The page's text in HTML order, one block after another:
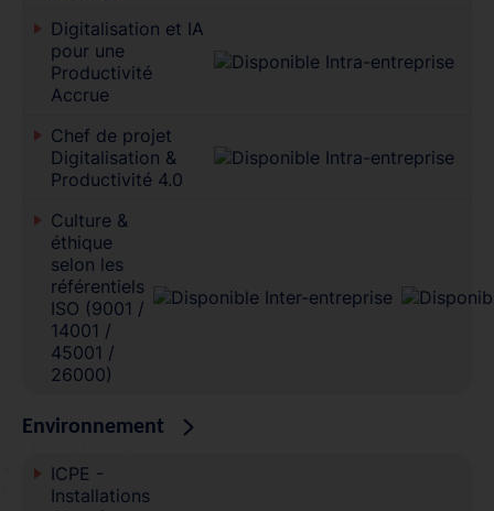
Digitalisation et IA
pour une
Productivité
Accrue
Chef de projet
Digitalisation &
Productivité 4.0
Culture &
éthique
selon les
référentiels
ISO (9001 /
14001 /
45001 /
26000)
Environnement
ICPE -
Installations